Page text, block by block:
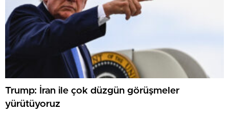
Hastanesini, El-Ehli Baptist ve Türk-Filistin Dostluk
hastanelerini, tahliyeye zorladığı Filistin Kızılayı’na bağlı
Kudüs ve Endonezya hastanelerinin etrafını vurdu.
Ataklarda yüzlerce kişi öldü ve yaralandı.
İsrail ordusu ile Hizbullah ortasında 8 Ekim’den bu yana
yaşanan çatışmalarda 63 Hizbullah mensubu ile 4 İsrail
askeri öldü.